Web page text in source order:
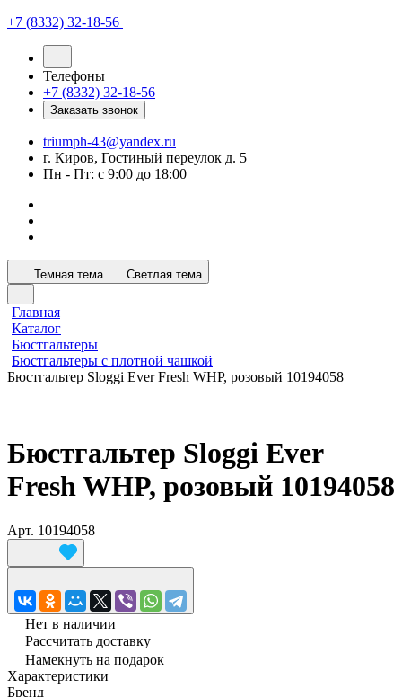
+7 (8332) 32-18-56
Телефоны
+7 (8332) 32-18-56
Заказать звонок
triumph-43@yandex.ru
г. Киров, Гостиный переулок д. 5
Пн - Пт: с 9:00 до 18:00
Темная тема Светлая тема
Главная
Каталог
Бюстгальтеры
Бюстгальтеры с плотной чашкой
Бюстгальтер Sloggi Ever Fresh WHP, розовый 10194058
Бюстгальтер Sloggi Ever
Fresh WHP, розовый 10194058
Арт. 10194058
Нет в наличии
Рассчитать доставку
Намекнуть на подарок
Характеристики
Бренд